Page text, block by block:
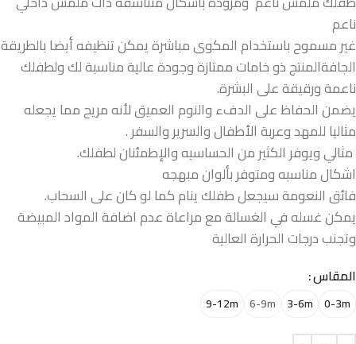
ناعم
غير مسموح باستخدام المكوى مباشرة يمكن تنظيفه أيضا بالطريقة
الجافةالمنتج ذو خامات ممتازة وجودة عالية مناسبة لك ولطفلك
ناعمة ورقيقة على البشرة.
يضمن الحفاظ على الدفء والنوم العميق لأنه مريح مما يجعله
مثاليا للمهد وعربة الأطفال والسرير والسفر .
مثالي ويوفر الكثير من الحساسيه والإطمئنان لطفلك.
اشكال مناسبه ومتوفر بألوان مبهجه
فائق النعومة سيجعل طفلك ينام كما لو كان على السحاب.
يمكن غسله في الغسالة مع مراعاة عدم اضافة المواد المبيضة
وتجنب درجات الحرارة العالية
المقاس
0-3m
3-6m
6-9m
9-12m